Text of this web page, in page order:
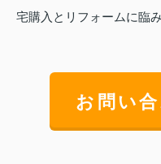
宅購入とリフォームに臨
お問い